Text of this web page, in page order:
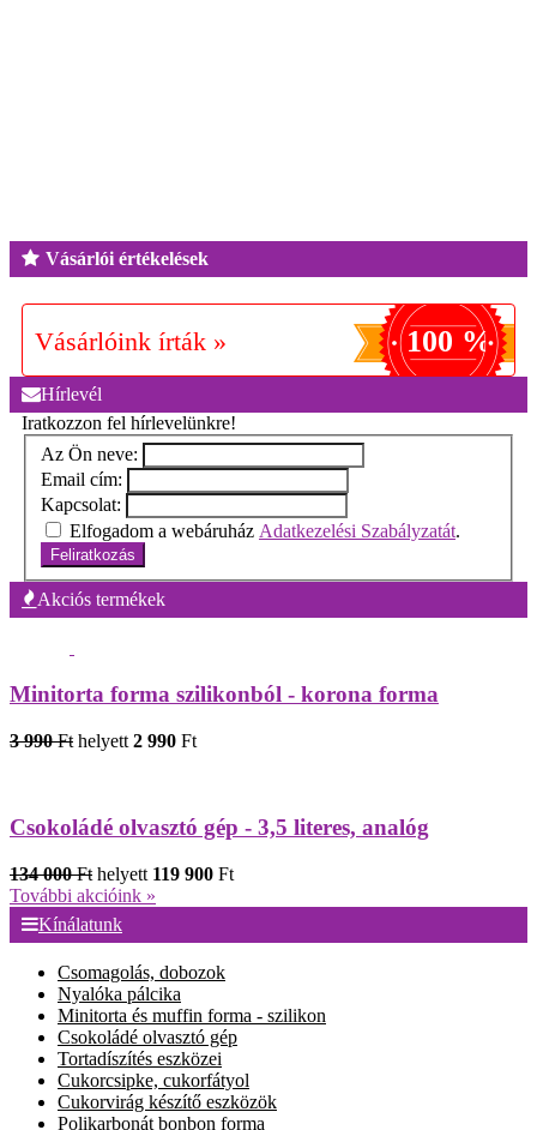
Vásárlói értékelések
Vásárlóink írták » 100 %
Hírlevél
Iratkozzon fel hírlevelünkre!
Az Ön neve:
Email cím:
Kapcsolat:
Elfogadom a webáruház Adatkezelési Szabályzatát.
Feliratkozás
Akciós termékek
Minitorta forma szilikonból - korona forma
3 990 Ft helyett 2 990 Ft
Csokoládé olvasztó gép - 3,5 literes, analóg
134 000 Ft helyett 119 900 Ft
További akcióink »
Kínálatunk
Csomagolás, dobozok
Nyalóka pálcika
Minitorta és muffin forma - szilikon
Csokoládé olvasztó gép
Tortadíszítés eszközei
Cukorcsipke, cukorfátyol
Cukorvirág készítő eszközök
Polikarbonát bonbon forma